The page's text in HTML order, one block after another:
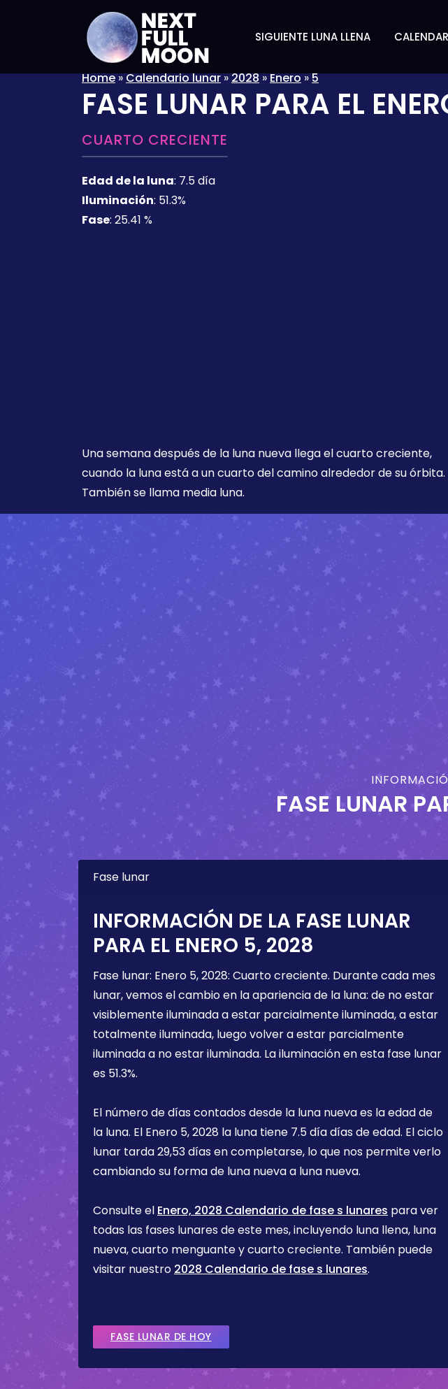
SIGUIENTE LUNA LLENA
Home»Calendario lunar»2028»Enero»5
FASE LUNAR PARA EL
CUARTO CRECIENTE
Edad de la luna: 7.5 día
Iluminación: 51.3%
Fase: 25.41 %
Una semana después de la luna nueva llega el cuarto creciente,
cuando la luna está a un cuarto del camino alrededor de su órbita.
También se llama media luna.
FASE LUNAR
Fase lunar
INFORMACIÓN DE LA FASE LUNAR
PARA EL ENERO 5, 2028
Fase lunar: Enero 5, 2028: Cuarto creciente. Durante cada mes
lunar, vemos el cambio en la apariencia de la luna: de no estar
visiblemente iluminada a estar parcialmente iluminada, a estar
totalmente iluminada, luego volver a estar parcialmente
iluminada a no estar iluminada. La iluminación en esta fase lunar
es 51.3%.
El número de días contados desde la luna nueva es la edad de
la luna. El Enero 5, 2028 la luna tiene 7.5 díadías de edad. El ciclo
lunar tarda 29,53 días en completarse, lo que nos permite verlo
cambiando su forma de luna nueva a luna nueva.
Consulte el Enero, 2028 Calendario de fase s lunares para ver
todas las fases lunares de este mes, incluyendo luna llena, luna
nueva, cuarto menguante y cuarto creciente. También puede
visitar nuestro 2028 Calendario de fase s lunares.
FASE LUNAR DE HOY